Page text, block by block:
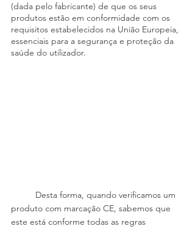
(dada pelo fabricante) de que os seus
produtos estão em conformidade com os
requisitos estabelecidos na União Europeia,
essenciais para a segurança e proteção da
saúde do utilizador.
produto com marcação CE, sabemos que
este está conforme todas as regras